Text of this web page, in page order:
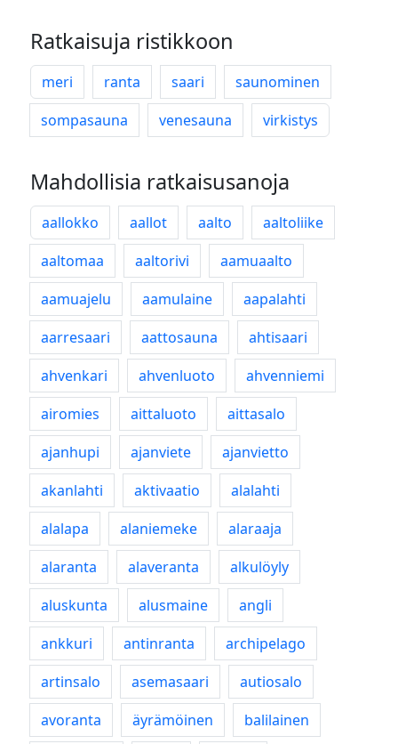
Ratkaisuja ristikkoon
meri ranta saari
saunominen
sompasauna
venesauna virkistys
Mahdollisia ratkaisusanoja
aallokko aallot aalto
aaltoliike
aaltomaa
aaltorivi
aamuaalto
aamuajelu
aamulaine
aapalahti
aarresaari
aattosauna
ahtisaari
ahvenkari
ahvenluoto
ahvenniemi
airomies
aittaluoto
aittasalo
ajanhupi
ajanviete
ajanvietto
akanlahti
aktivaatio
alalahti
alalapa
alaniemeke
alaraaja
alaranta
alaveranta
alkulöyly
aluskunta
alusmaine
angli
ankkuri
antinranta
archipelago
artinsalo
asemasaari
autiosalo
avoranta
äyrämöinen
balilainen